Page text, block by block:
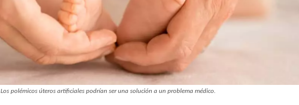
Los polémicos úteros artificiales podrían ser una solución a un problema médico.